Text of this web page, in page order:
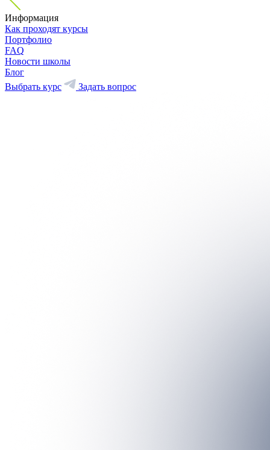
Информация
Как проходят курсы
Портфолио
FAQ
Новости школы
Блог
Выбрать курс
Задать вопрос